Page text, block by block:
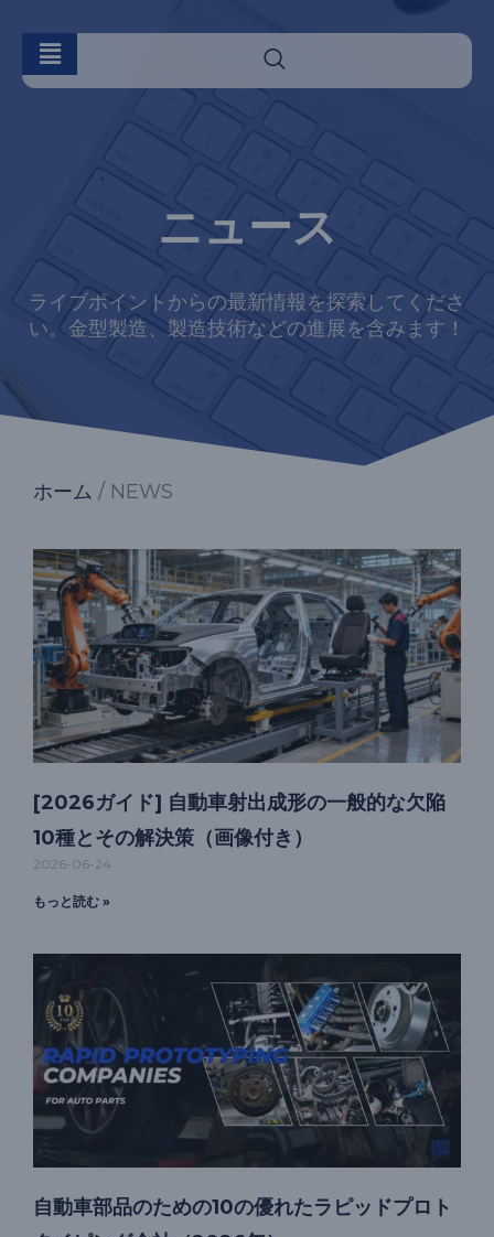
ニュース
ライブポイントからの最新情報を探索してくださ
い。金型製造、製造技術などの進展を含みます！
ホーム / NEWS
[2026ガイド] 自動車射出成形の一般的な欠陥
10種とその解決策（画像付き）
2026-06-24
もっと読む »
自動車部品のための10の優れたラピッドプロト